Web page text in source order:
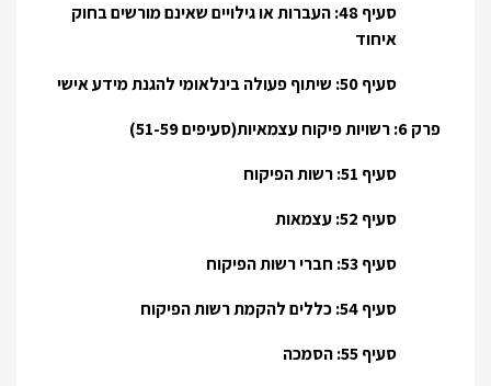
סעיף 48: העברות או גילויים שאינם מורשים בחוק
איחוד
סעיף 50: שיתוף פעולה בינלאומי להגנת מידע אישי
פרק 6: רשויות פיקוח עצמאיות(סעיפים 51-59)
סעיף 51: רשות הפיקוח
סעיף 52: עצמאות
סעיף 53: חברי רשות הפיקוח
סעיף 54: כללים להקמת רשות הפיקוח
סעיף 55: הסמכה